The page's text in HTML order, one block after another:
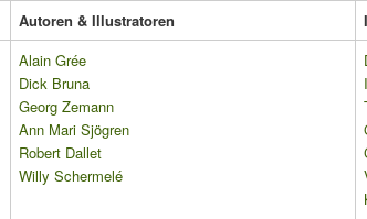
Autoren & Illustratoren
Alain Grée
Dick Bruna
Georg Zemann
Ann Mari Sjögren
Robert Dallet
Willy Schermelé